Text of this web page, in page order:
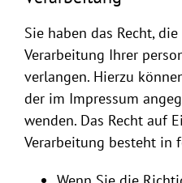
Sie haben das Recht,
Verarbeitung Ihrer
verlangen. Hierzu
der im Impressum
wenden. Das Recht auf
Verarbeitung besteht in